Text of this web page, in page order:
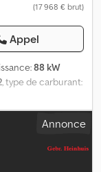
(17 968 € brut)
Appel
88 kW
, type de carburant:
, couleur:blanc,
, largeur totale:
Annonce